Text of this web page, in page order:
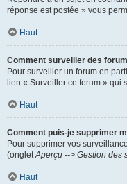
réponse est postée » vous
Haut
Comment surveiller des
Pour surveiller un forum en
lien « Surveiller ce forum » qui
Haut
Comment puis-je supprimer
Pour supprimer vos
(ongletAperçu --> Gestion des
Haut